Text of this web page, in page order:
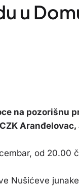
u
na pozorišnu
Aranđelovac,
od 20.00
Nušićeve